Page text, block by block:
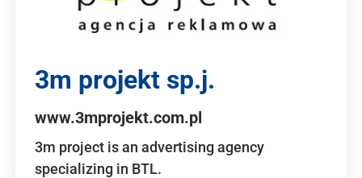
3m projekt sp.j.
www.3mprojekt.com.pl
3m project is an advertising agency
specializing in BTL.